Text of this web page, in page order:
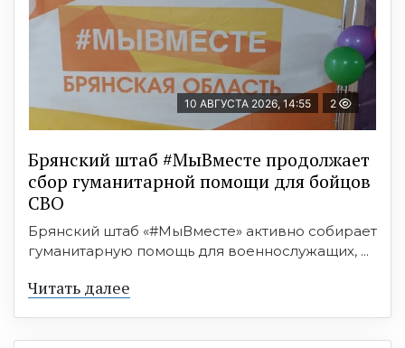
10 АВГУСТА 2026, 14:55 2
Брянский штаб #МыВместе продолжает
сбор гуманитарной помощи для бойцов
СВО
Брянский штаб «#МыВместе» активно собирает
гуманитарную помощь для военнослужащих, ...
Читать далее